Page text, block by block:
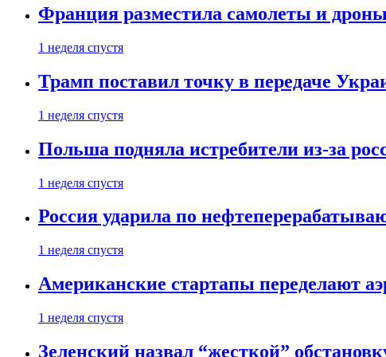
Франция разместила самолеты и
1 неделя спустя
Трамп поставил точку в передаче
1 неделя спустя
Польша подняла истребители из-за
1 неделя спустя
Россия ударила по
1 неделя спустя
Американские стартапы переделают
1 неделя спустя
Зеленский назвал “жесткой”